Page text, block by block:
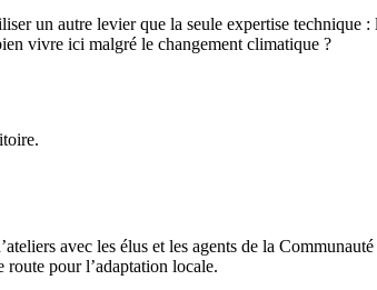
un autre levier que la seule expertise technique
vivre ici malgré le changement climatique ?
avec les élus et les agents de la
pour l’adaptation locale.